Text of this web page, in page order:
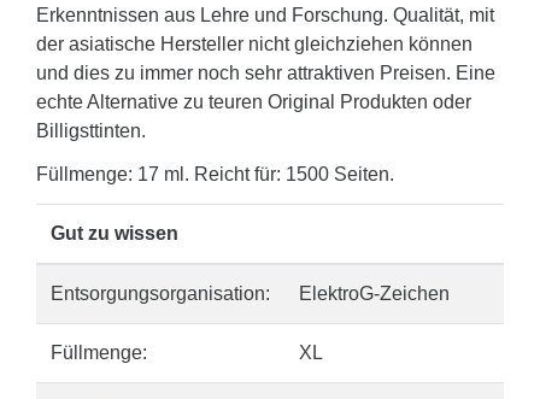
Erkenntnissen aus Lehre und Forschung. Qualität, mit
der asiatische Hersteller nicht gleichziehen können
und dies zu immer noch sehr attraktiven Preisen. Eine
echte Alternative zu teuren Original Produkten oder
Billigsttinten.
Füllmenge: 17 ml. Reicht für: 1500 Seiten.
Gut zu wissen
Entsorgungsorganisation: ElektroG-Zeichen
Füllmenge: XL